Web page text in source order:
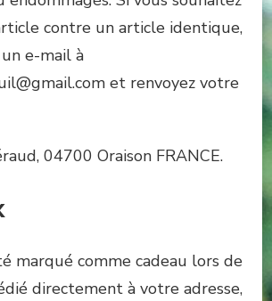
contre un article identique,
e-mail à
et renvoyez votre
04700 Oraison FRANCE.
marqué comme cadeau lors de
directement à votre adresse,